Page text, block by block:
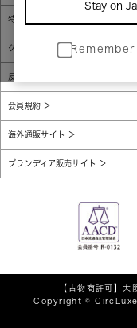
Stay on
特定商取引法に基づく表示
グローバルプライバシーポリシー
反社会的勢力に対する基本方針
会員規約
海外通販サイト
ブランディア販売サイト
【古物商許可】大
Copyright ©